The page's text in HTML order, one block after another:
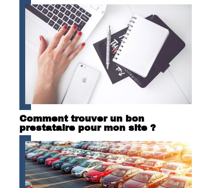
Comment trouver un bon
prestataire pour mon site ?